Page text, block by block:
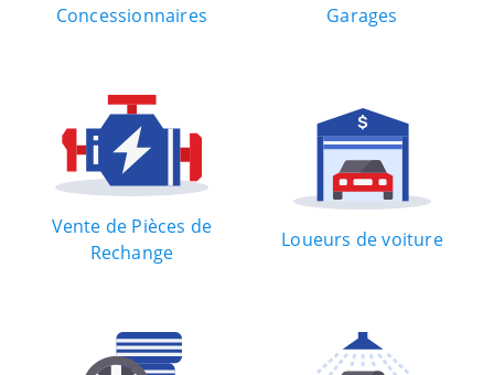
Concessionnaires Garages
Vente de Pièces de
Rechange
Loueurs de voiture